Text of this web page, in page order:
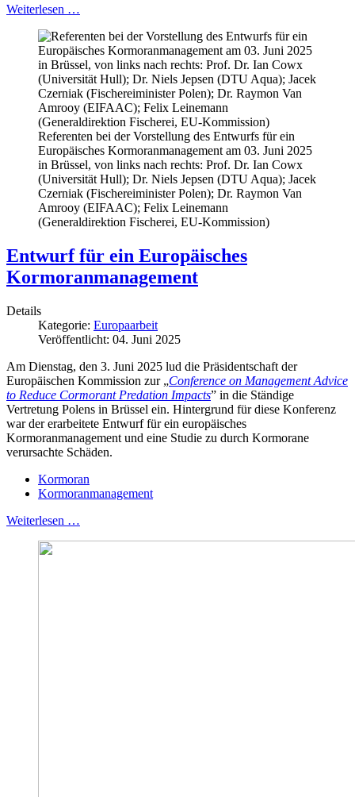
Weiterlesen …
Referenten bei der Vorstellung des Entwurfs für ein
Europäisches Kormoranmanagement am 03. Juni 2025
in Brüssel, von links nach rechts: Prof. Dr. Ian Cowx
(Universität Hull); Dr. Niels Jepsen (DTU Aqua); Jacek
Czerniak (Fischereiminister Polen); Dr. Raymon Van
Amrooy (EIFAAC); Felix Leinemann
(Generaldirektion Fischerei, EU-Kommission)
Entwurf für ein Europäisches
Kormoranmanagement
Details
Kategorie: Europaarbeit
Veröffentlicht: 04. Juni 2025
Am Dienstag, den 3. Juni 2025 lud die Präsidentschaft der
Europäischen Kommission zur „Conference on Management Advice
to Reduce Cormorant Predation Impacts” in die Ständige
Vertretung Polens in Brüssel ein. Hintergrund für diese Konferenz
war der erarbeitete Entwurf für ein europäisches
Kormoranmanagement und eine Studie zu durch Kormorane
verursachte Schäden.
Kormoran
Kormoranmanagement
Weiterlesen …